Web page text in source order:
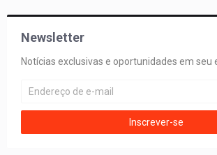
Newsletter
Notícias exclusivas e oportunidades em seu